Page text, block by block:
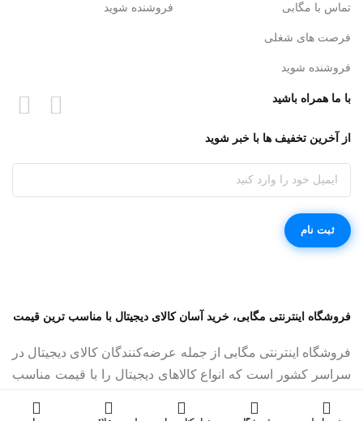
تماس با مگابی
فرصت های شغلی
فروشنده شوید
فروشنده شوید
با ما همراه باشید
از آخرین تخفیف ها با خبر شوید
فروشگاه اینترنتی مگابی، خرید آسان کالای دیجیتال با مناسب ترین قیمت
فروشگاه اینترنتی مگابی از جمله عرضه‌کنندگان کالای دیجیتال در
سراسر کشور است که انواع کالاهای دیجیتال را با قیمت مناسب